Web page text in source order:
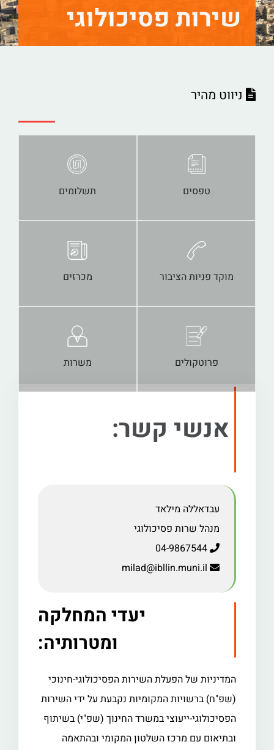
שירות פסיכולוגי
ניווט מהיר
תשלומים טפסים
מכרזים מוקד פניות הציבור
משרות פרוטקולים
אנשי קשר:
עבדאללה מילאד
מנהל שרות פסיכולוגי
04-9867544
milad@ibllin.muni.il
יעדי המחלקה
ומטרותיה:
המדיניות של הפעלת השירות הפסיכולוגי-חינוכי
(שפ"ח) ברשויות המקומיות נקבעת על ידי השירות
הפסיכולוגי-ייעוצי במשרד החינוך (שפ"י) בשיתוף
ובתיאום עם מרכז השלטון המקומי ובהתאמה